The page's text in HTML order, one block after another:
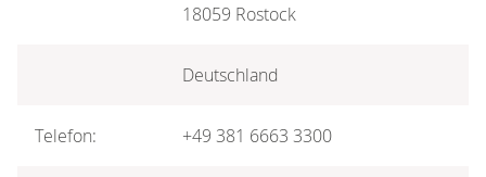
18059 Rostock
Deutschland
Telefon: +49 381 6663 3300